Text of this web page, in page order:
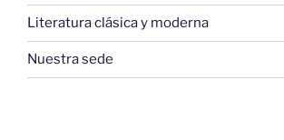
Literatura clásica y moderna
Nuestra sede